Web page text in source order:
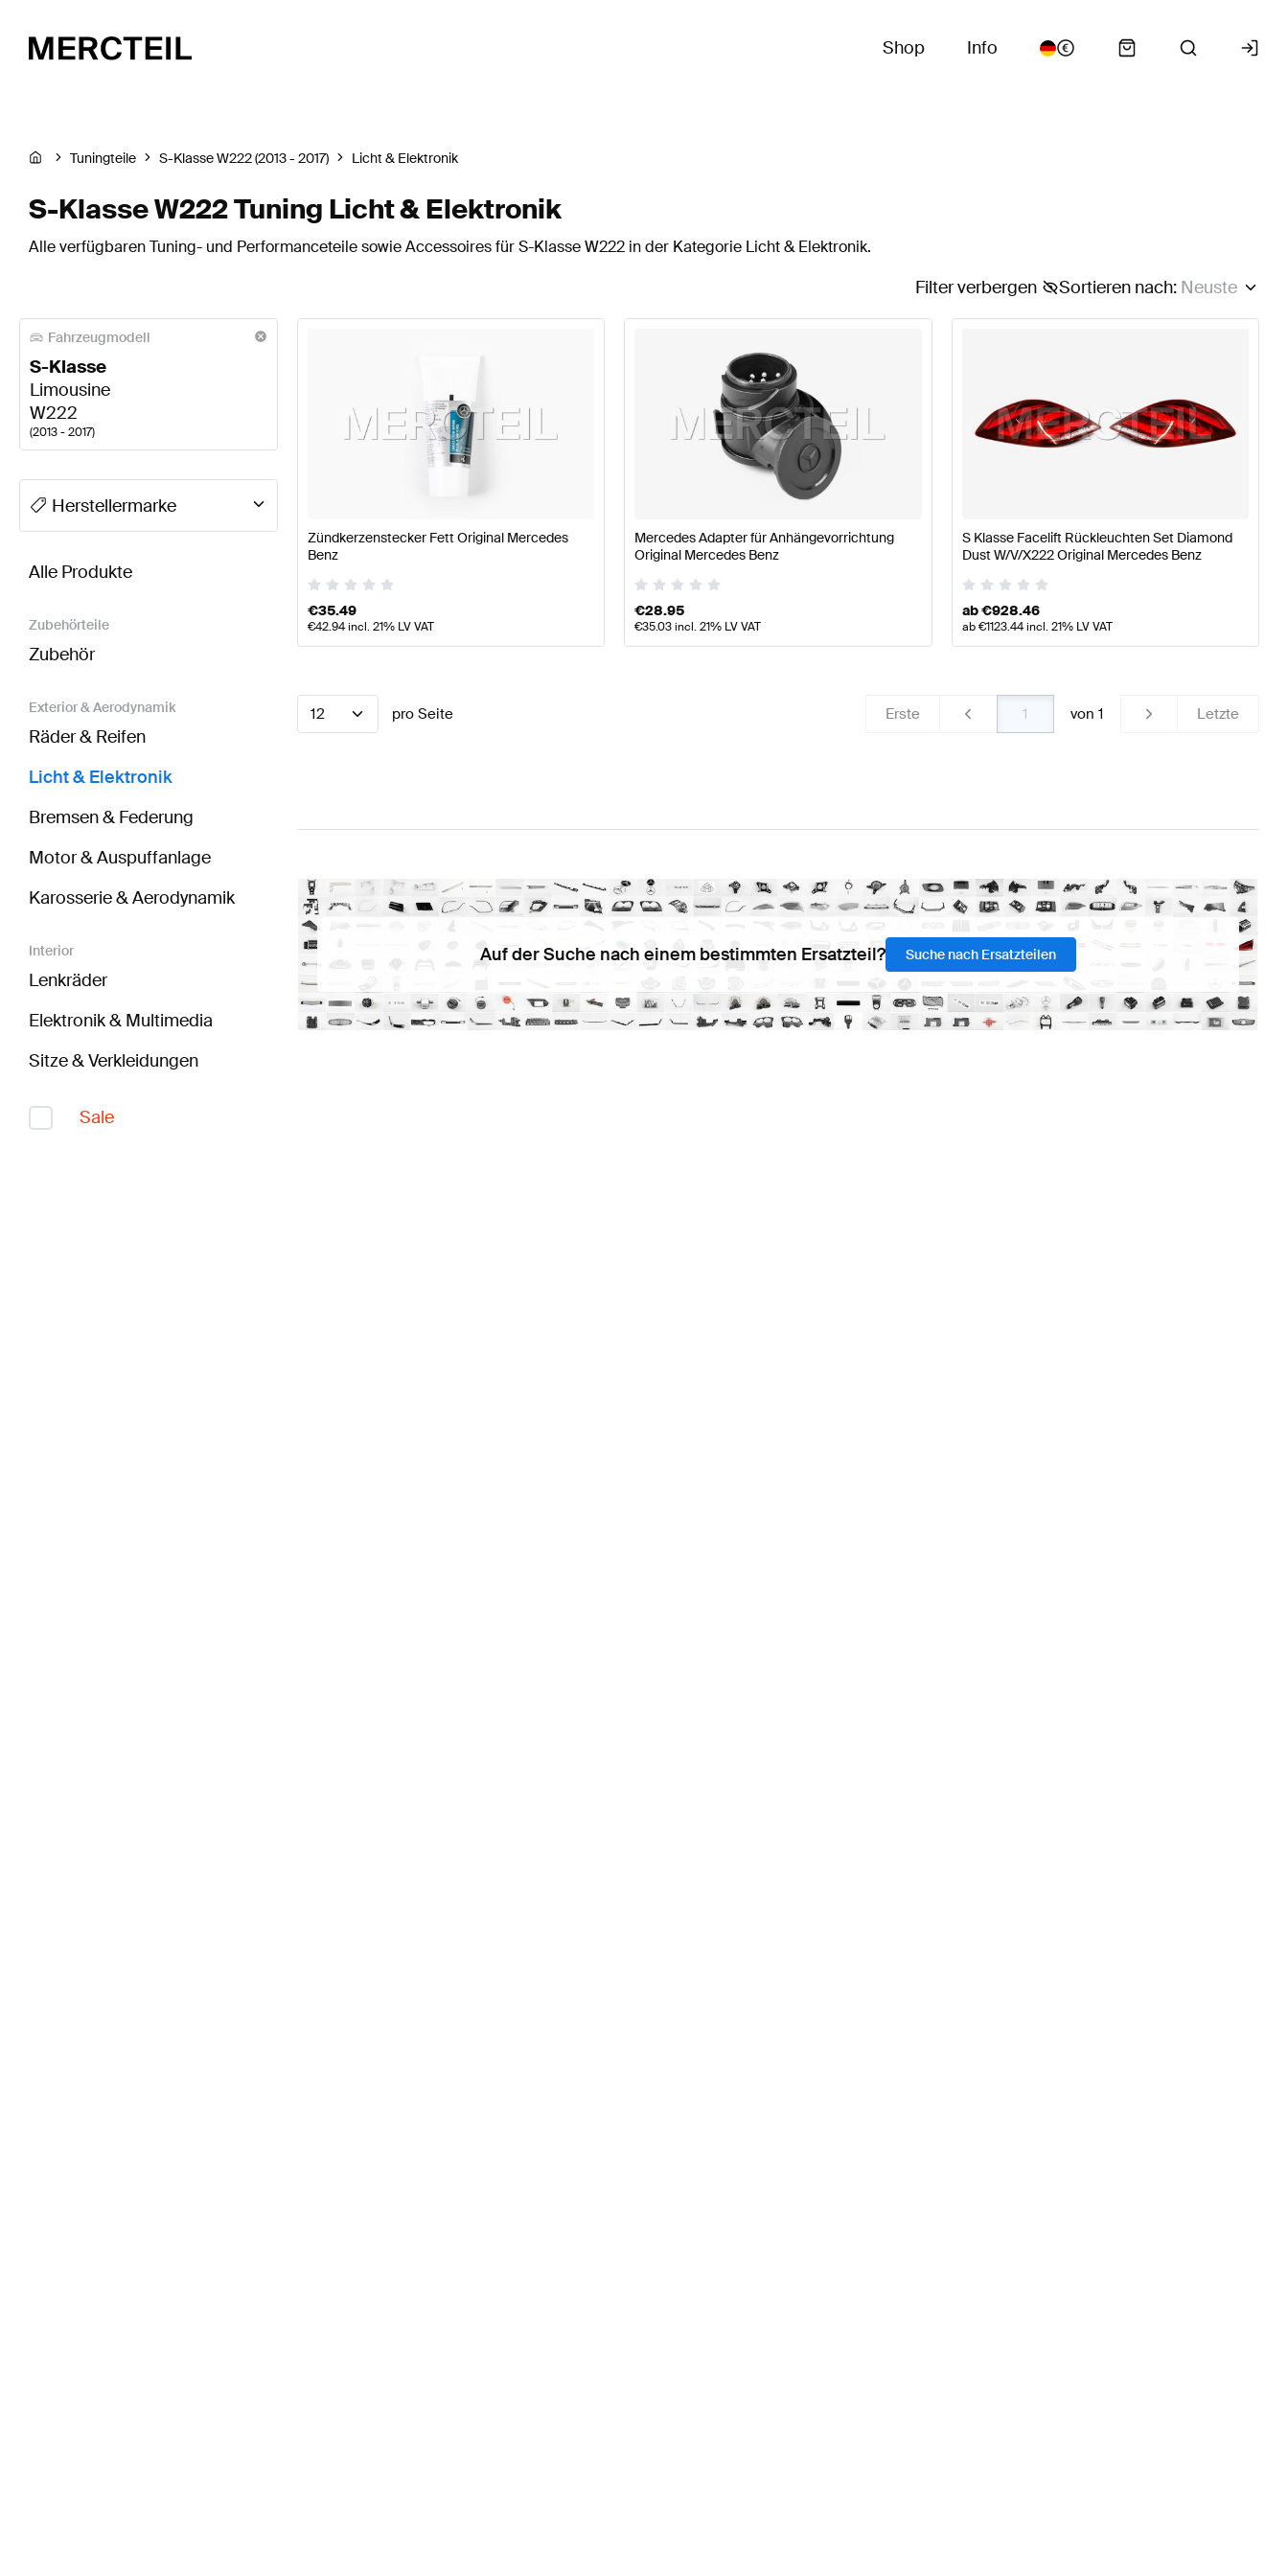
Shop Info
Tuningteile S-Klasse W222 (2013 - 2017) Licht & Elektronik
S-Klasse W222 Tuning Licht & Elektronik
Alle verfügbaren Tuning- und Performanceteile sowie Accessoires für S-Klasse W222 in der Kategorie Licht & Elektronik.
Sortieren nach: Neuste
Filter verbergen
Fahrzeugmodell
S-Klasse
Limousine
W222
(2013 - 2017)
A-Klasse Tuning Licht & Elektronik A-Klasse W177 Modellpflege Tuning Licht & Elektronik A-Klasse W177 Tuning Licht & Elektronik
Herstellermarke
BRABUS S-Klasse W222 Licht & ElektronikAMG S-Klasse W222 Licht & ElektronikMercedes-Benz S-Klasse W222 Licht & Elektronik
Alle Produkte
Zubehörteile
Zubehör
Exterior & Aerodynamik
Räder & Reifen
Licht & Elektronik
Bremsen & Federung
Motor & Auspuffanlage
Karosserie & Aerodynamik
Interior
Lenkräder
Elektronik & Multimedia
Sitze & Verkleidungen
Sale
Zündkerzenstecker Fett Original Mercedes
Benz
€35.49
€42.94incl. 21% LV VAT
Mercedes Adapter für Anhängevorrichtung
Original Mercedes Benz
€28.95
€35.03incl. 21% LV VAT
S Klasse Facelift Rückleuchten Set Diamond
Dust W/V/X222 Original Mercedes Benz
ab€928.46
ab€1123.44incl. 21% LV VAT
12 pro Seite Erste von 1 Letzte
Auf der Suche nach einem bestimmten Ersatzteil? Suche nach Ersatzteilen